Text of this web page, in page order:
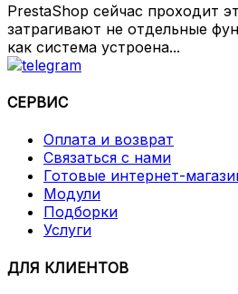
PrestaShop сейчас проходит
затрагивают не отдельные
как система устроена...
СЕРВИС
Оплата и возврат
Связаться с нами
Готовые интернет-
Модули
Подборки
Услуги
ДЛЯ КЛИЕНТОВ